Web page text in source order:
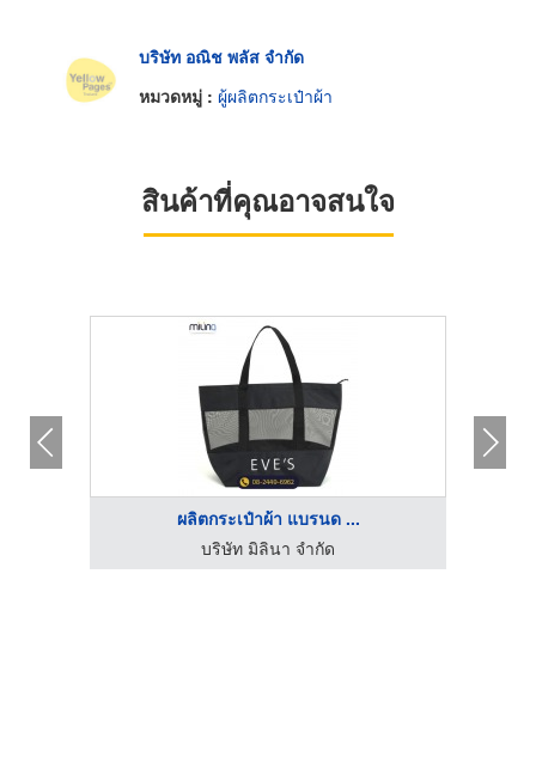
บริษัท อณิช พลัส จำกัด
หมวดหมู่ : ผู้ผลิตกระเป๋าผ้า
สินค้าที่คุณอาจสนใจ
ผลิตกระเป๋าผ้า แบรนด ...
บริษัท มิลินา จำกัด